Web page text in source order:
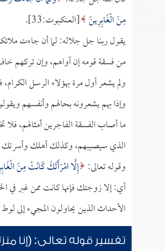
مِنَ الْغَابِرِينَ [العنكبوت:33].
يقول ربنا جل جلاله: لما أن جاءت
من فسقة قومه إن آواهم، وإن تركهم خاف
ولم يشعر أول مرة بهؤلاء الرسل
وإذا بهم يشعرونه بحالهم وأنفسهم
ما أصاب الفسقة الفاجرين أمثالهم،
الذي سيصيبهم، وكذلك أهلك وأسرتك
وقوله تعالى: إِلَّا امْرَأَتَكَ كَانَتْ مِنَ
أي: إلا زوجتك فإنها كانت ممن غبر في
الأحداث الذين يحاولون المجيء إلى
تفسير قوله تعالى: (إنا